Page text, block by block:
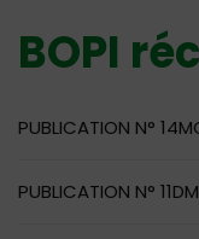
BOPI
PUBLICATION N°
PUBLICATION N°